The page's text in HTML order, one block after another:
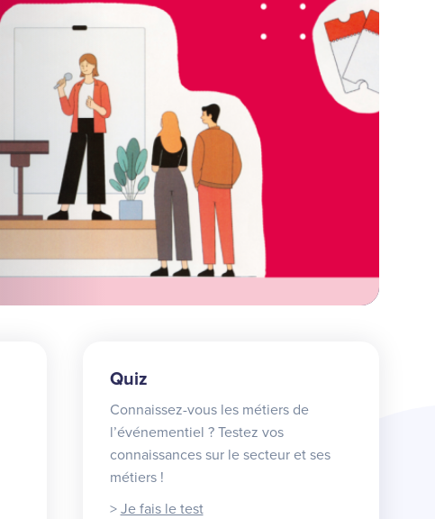
Quiz
Connaissez-vous les métiers de
l’événementiel ? Testez vos
connaissances sur le secteur et ses
métiers !
> Je fais le test